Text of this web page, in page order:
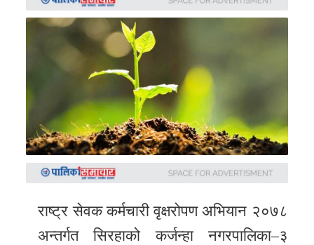
अन्तरवार्ता
भिडियो
समाचार
अन्य
Preeti
राष्ट्र सेवक कर्मचारी वृक्षरोपण अभियान २०७८
अन्तर्गत सिरहाको कर्जन्हा नगरपालिका–३